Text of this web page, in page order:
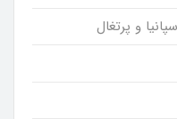
و پرتغال